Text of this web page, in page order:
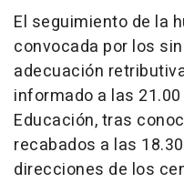
El seguimiento de la
convocada por los
adecuación
informado a las
Educación, tras
recabados a las
direcciones de los